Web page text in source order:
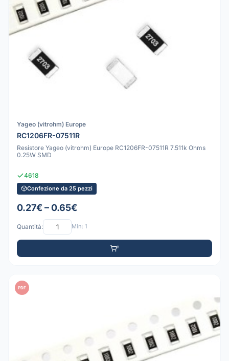
Yageo (vitrohm) Europe
RC1206FR-07511R
Resistore Yageo (vitrohm) Europe RC1206FR-07511R 7.511k Ohms
0.25W SMD
4618
Confezione da 25 pezzi
0.27€ – 0.65€
Quantità: Min: 1
PDF